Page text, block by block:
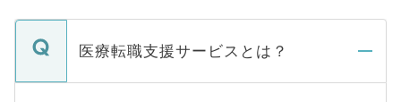
医療転職支援サービスとは？